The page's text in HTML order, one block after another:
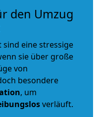
den Umzug
eine stressige
sie über große
von
besondere
, um
verläuft.